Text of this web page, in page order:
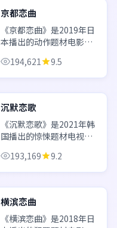
此治愈、共同成长。 欢迎
通过日韩电影电视剧...
日本
京都恋曲
《京都恋曲》是2019年日
本播出的动作题材电影，
环奈、小栗旬、石原里美
等主演。动画与实拍结合
觉语言的观众。 欢迎通过
日韩电影电视剧在...
194,621 9.5
韩国
沉默恋歌
《沉默恋歌》是2021年韩
国播出的惊悚题材电视
斌、宋仲基、IU等主演。
讲述两位命运交织的男女
相，情感与悬念并行推
进。 欢迎通过日韩电...
193,169 9.2
日本
横滨恋曲
《横滨恋曲》是2018年日